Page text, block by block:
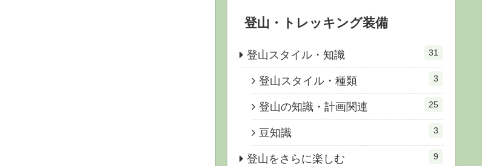
登山・トレッキング装備
登山スタイル・知識 31
登山スタイル・種類 3
登山の知識・計画関連 25
豆知識 3
登山をさらに楽しむ 9